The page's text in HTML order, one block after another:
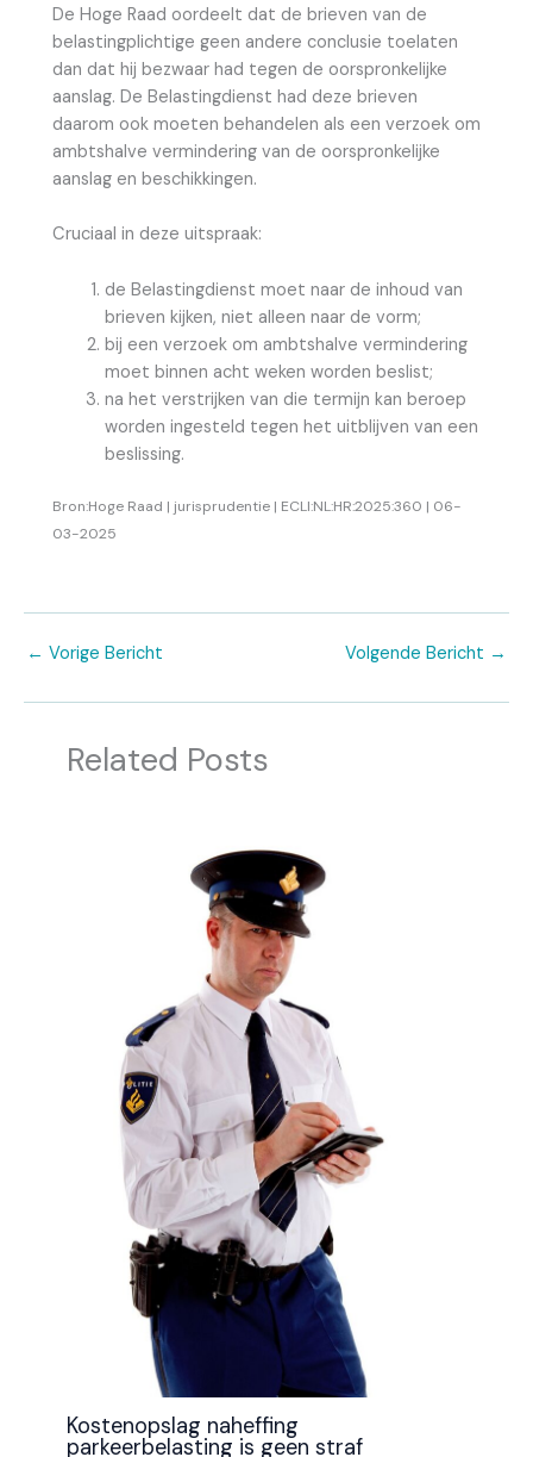
De Hoge Raad oordeelt dat de brieven van de
belastingplichtige geen andere conclusie toelaten
dan dat hij bezwaar had tegen de oorspronkelijke
aanslag. De Belastingdienst had deze brieven
daarom ook moeten behandelen als een verzoek om
ambtshalve vermindering van de oorspronkelijke
aanslag en beschikkingen.
Cruciaal in deze uitspraak:
de Belastingdienst moet naar de inhoud van
brieven kijken, niet alleen naar de vorm;
bij een verzoek om ambtshalve vermindering
moet binnen acht weken worden beslist;
na het verstrijken van die termijn kan beroep
worden ingesteld tegen het uitblijven van een
beslissing.
Bron:Hoge Raad | jurisprudentie | ECLI:NL:HR:2025:360 | 06-
03-2025
← Vorige Bericht Volgende Bericht →
Related Posts
Kostenopslag naheffing
parkeerbelasting is geen straf